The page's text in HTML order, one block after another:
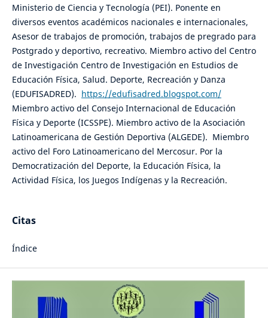
Ministerio de Ciencia y Tecnología (PEI). Ponente en
diversos eventos académicos nacionales e internacionales,
Asesor de trabajos de promoción, trabajos de pregrado para
Postgrado y deportivo, recreativo. Miembro activo del Centro
de Investigación Centro de Investigación en Estudios de
Educación Física, Salud. Deporte, Recreación y Danza
(EDUFISADRED). https://edufisadred.blogspot.com/
Miembro activo del Consejo Internacional de Educación
Física y Deporte (ICSSPE). Miembro activo de la Asociación
Latinoamericana de Gestión Deportiva (ALGEDE). Miembro
activo del Foro Latinoamericano del Mercosur. Por la
Democratización del Deporte, la Educación Física, la
Actividad Física, los Juegos Indígenas y la Recreación.
Citas
Índice